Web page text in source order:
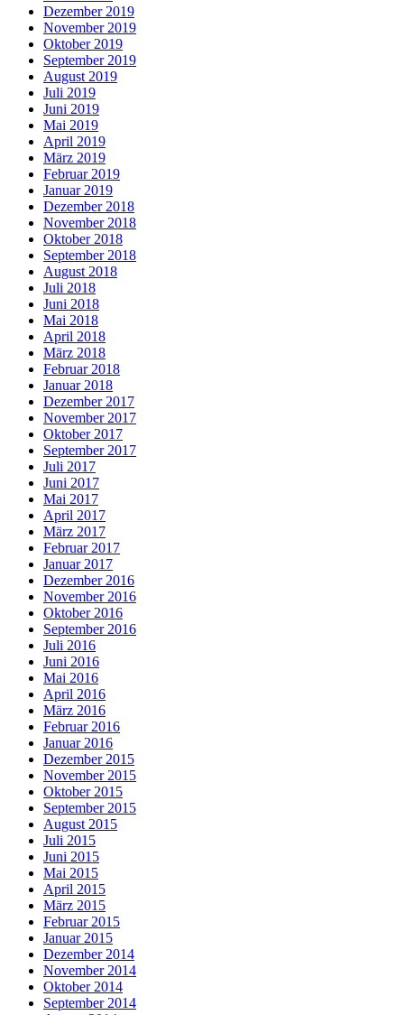
Dezember 2019
November 2019
Oktober 2019
September 2019
August 2019
Juli 2019
Juni 2019
Mai 2019
April 2019
März 2019
Februar 2019
Januar 2019
Dezember 2018
November 2018
Oktober 2018
September 2018
August 2018
Juli 2018
Juni 2018
Mai 2018
April 2018
März 2018
Februar 2018
Januar 2018
Dezember 2017
November 2017
Oktober 2017
September 2017
Juli 2017
Juni 2017
Mai 2017
April 2017
März 2017
Februar 2017
Januar 2017
Dezember 2016
November 2016
Oktober 2016
September 2016
Juli 2016
Juni 2016
Mai 2016
April 2016
März 2016
Februar 2016
Januar 2016
Dezember 2015
November 2015
Oktober 2015
September 2015
August 2015
Juli 2015
Juni 2015
Mai 2015
April 2015
März 2015
Februar 2015
Januar 2015
Dezember 2014
November 2014
Oktober 2014
September 2014